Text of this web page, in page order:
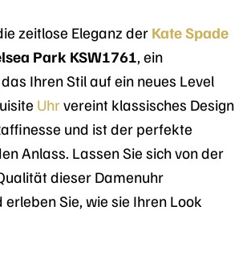
zeitlose Eleganz der Kate Spade
Park KSW1761 , ein
Ihren Stil auf ein neues Level
Uhrvereint klassisches Design
und ist der perfekte
Anlass. Lassen Sie sich von der
dieser Damenuhr
Sie, wie sie Ihren Look